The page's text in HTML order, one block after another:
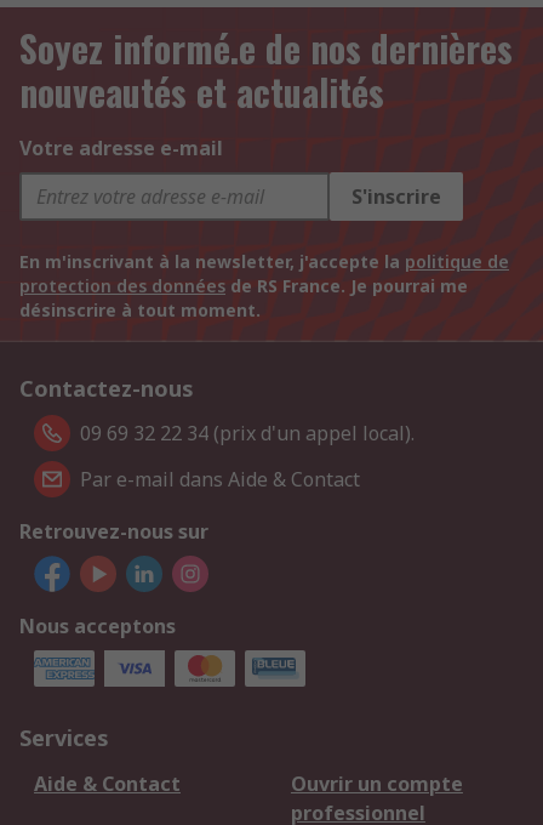
Soyez informé.e de nos dernières
nouveautés et actualités
Votre adresse e-mail
S'inscrire
En m'inscrivant à la newsletter, j'accepte la politique de
protection des données de RS France. Je pourrai me
désinscrire à tout moment.
Contactez-nous
09 69 32 22 34 (prix d'un appel local).
Par e-mail dans Aide & Contact
Retrouvez-nous sur
Nous acceptons
Services
Aide & Contact
Ouvrir un compte
professionnel